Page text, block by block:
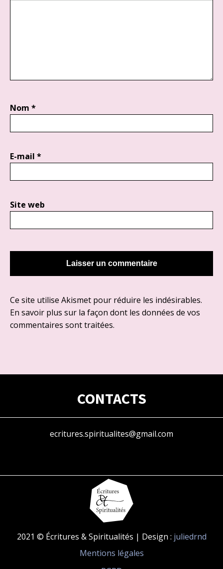
Nom *
E-mail *
Site web
Ce site utilise Akismet pour réduire les indésirables.
En savoir plus sur la façon dont les données de vos
commentaires sont traitées.
CONTACTS
ecritures.spiritualites@gmail.com
2021 © Écritures & Spiritualités | Design : juliedrnd
Mentions légales